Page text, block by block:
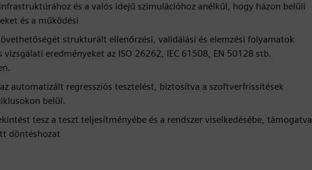
és a valós idejű szimulációhoz anélkül, hogy házon belüli
és a működési
strukturált ellenőrzési, validálási és elemzési folyamatok
eredményeket az ISO 26262, IEC 61508, EN 50128 stb.
automatizált regressziós tesztelést, biztosítva a szoftverfrissítések
belül.
tesz a teszt teljesítményébe és a rendszer viselkedésébe, támogatva
döntéshozat